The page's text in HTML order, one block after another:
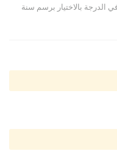
بالاختيار برسم سنة